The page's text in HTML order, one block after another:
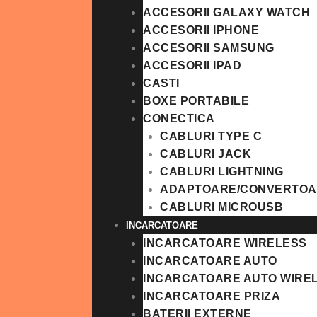
ACCESORII GALAXY WATCH
ACCESORII IPHONE
ACCESORII SAMSUNG
ACCESORII IPAD
CASTI
BOXE PORTABILE
CONECTICA
CABLURI TYPE C
CABLURI JACK
CABLURI LIGHTNING
ADAPTOARE/
CABLURI MICROUSB
INCARCATOARE
INCARCATOARE WIRELESS
INCARCATOARE AUTO
INCARCATOARE AUTO
INCARCATOARE PRIZA
BATERII EXTERNE